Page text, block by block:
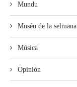
Mundu
Muséu de la selmana
Música
Opinión